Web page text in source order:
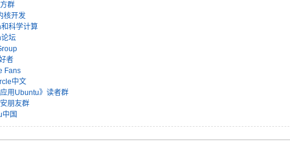
群
核开发
和科学计算
论坛
者
Fans
中文
应用Ubuntu》读者群
朋友群
中国